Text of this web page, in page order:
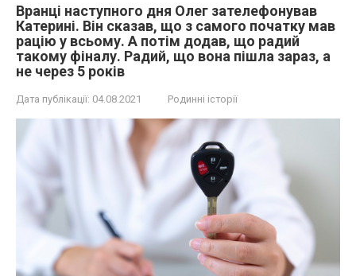
Вранці наступного дня Олег зателефонував
Катерині. Він сказав, що з самого початку мав
рацію у всьому. А потім додав, що радий
такому фіналу. Радий, що вона пішла зараз, а
не через 5 років
Дата публікації: 04.08.2021 Родинні історії